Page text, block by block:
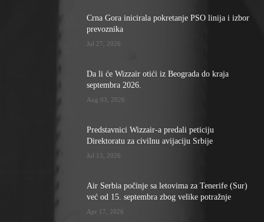
Crna Gora inicirala pokretanje PSO linija i izbor
prevoznika
Jul 27, 2026
Da li će Wizzair otići iz Beograda do kraja
septembra 2026.
Aug 03, 2026
Predstavnici Wizzair-a predali peticiju
Direktoratu za civilnu avijaciju Srbije
Jul 13, 2026
Air Serbia počinje sa letovima za Tenerife (Sur)
već od 15. septembra zbog velike potražnje
Apr 17, 2026